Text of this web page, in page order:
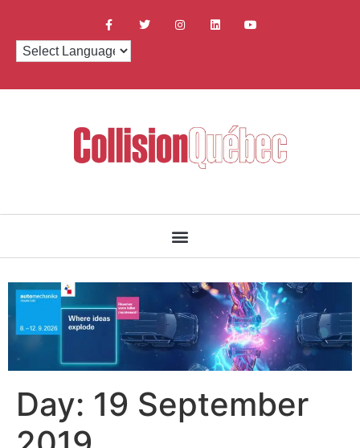
Day: 19 September